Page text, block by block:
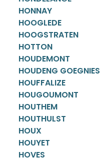
HONNAY
HOOGLEDE
HOOGSTRATEN
HOTTON
HOUDEMONT
HOUDENG GOEGNIES
HOUFFALIZE
HOUGOUMONT
HOUTHEM
HOUTHULST
HOUX
HOUYET
HOVES